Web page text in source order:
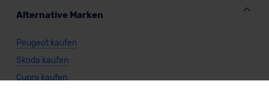
Alternative Marken
Peugeot kaufen
Skoda kaufen
Cupra kaufen